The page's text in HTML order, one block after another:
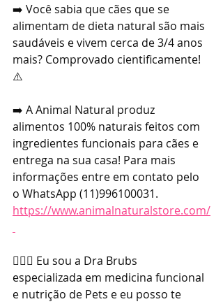
➡️ Você sabia que cães que se
alimentam de dieta natural são mais
saudáveis e vivem cerca de 3/4 anos
mais? Comprovado cientificamente!
⚠️
➡️ A Animal Natural produz
alimentos 100% naturais feitos com
ingredientes funcionais para cães e
entrega na sua casa! Para mais
informações entre em contato pelo
o WhatsApp (11)996100031.
https://www.animalnaturalstore.com/
👩🏼‍⚕️ Eu sou a Dra Brubs
especializada em medicina funcional
e nutrição de Pets e eu posso te